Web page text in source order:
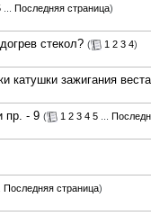
Последняя страница)
стекол? ( 1 2 3 4)
катушки зажигания веста
пр. - 9 ( 1 2 3 4 5
Последняя страница)